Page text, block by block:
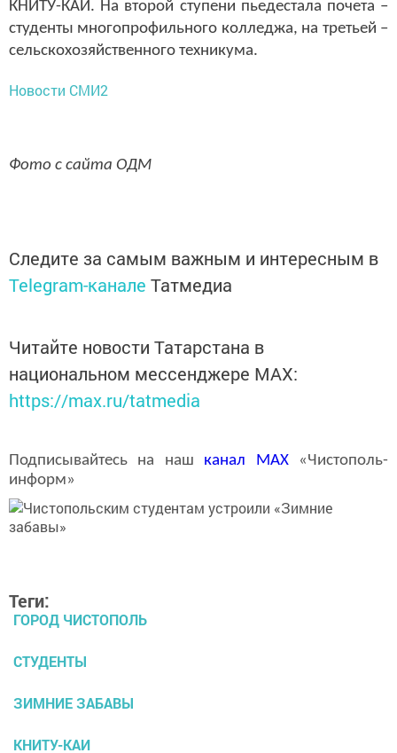
КНИТУ-КАИ. На второй ступени пьедестала почета –
студенты многопрофильного колледжа, на третьей –
сельскохозяйственного техникума.
Новости СМИ2
Фото с сайта ОДМ
Следите за самым важным и интересным в
Telegram-канале Татмедиа
Читайте новости Татарстана в
национальном мессенджере MАХ:
https://max.ru/tatmedia
Подписывайтесь на наш канал MAX«Чистополь-
информ»
Теги:
ГОРОД ЧИСТОПОЛЬ
СТУДЕНТЫ
ЗИМНИЕ ЗАБАВЫ
КНИТУ-КАИ